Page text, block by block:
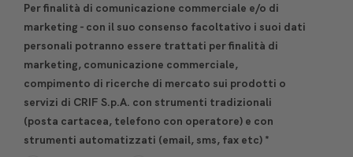
Per finalità di comunicazione commerciale e/o di
marketing - con il suo consenso facoltativo i suoi dati
personali potranno essere trattati per finalità di
marketing, comunicazione commerciale,
compimento di ricerche di mercato sui prodotti o
servizi di CRIF S.p.A. con strumenti tradizionali
(posta cartacea, telefono con operatore) e con
strumenti automatizzati (email, sms, fax etc) *